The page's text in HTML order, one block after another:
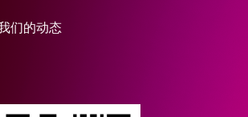
们的动态